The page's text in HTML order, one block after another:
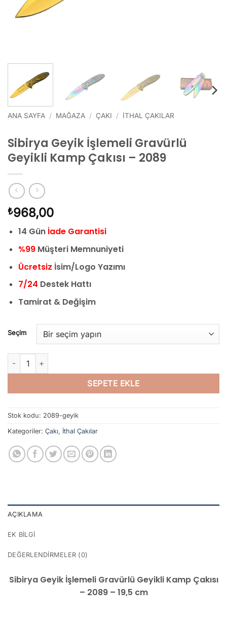
ANA SAYFA / MAĞAZA / ÇAKI / İTHAL ÇAKILAR
Sibirya Geyik İşlemeli Gravürlü
Geyikli Kamp Çakısı – 2089
₺968,00
14 Gün İade Garantisi
%99Müşteri Memnuniyeti
Ücretsiz İsim/Logo Yazımı
7/24 Destek Hattı
Tamirat & Değişim
Seçim
Sibirya Geyik İşlemeli Gravürlü Geyikli Kamp Çakısı - 2089 adet
SEPETE EKLE
Stok kodu: 2089-geyik
Kategoriler: Çakı, İthal Çakılar
AÇIKLAMA
EK BILGI
DEĞERLENDIRMELER (0)
Sibirya Geyik İşlemeli Gravürlü Geyikli Kamp Çakısı
– 2089 – 19,5 cm